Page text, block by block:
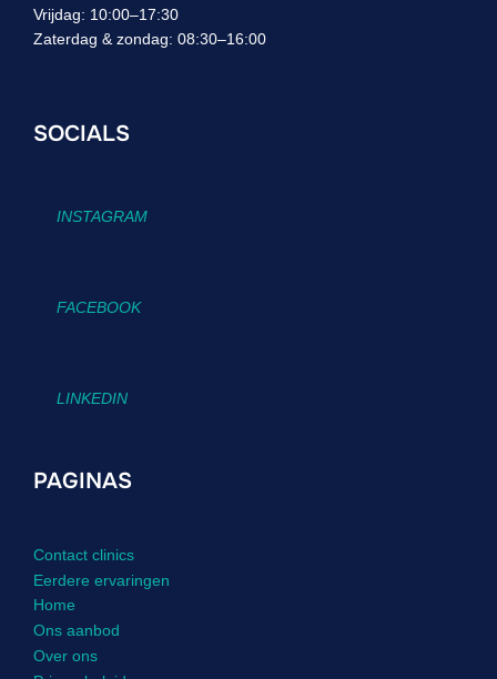
Vrijdag: 10:00–17:30
Zaterdag & zondag: 08:30–16:00
SOCIALS
INSTAGRAM
FACEBOOK
LINKEDIN
PAGINAS
Contact clinics
Eerdere ervaringen
Home
Ons aanbod
Over ons